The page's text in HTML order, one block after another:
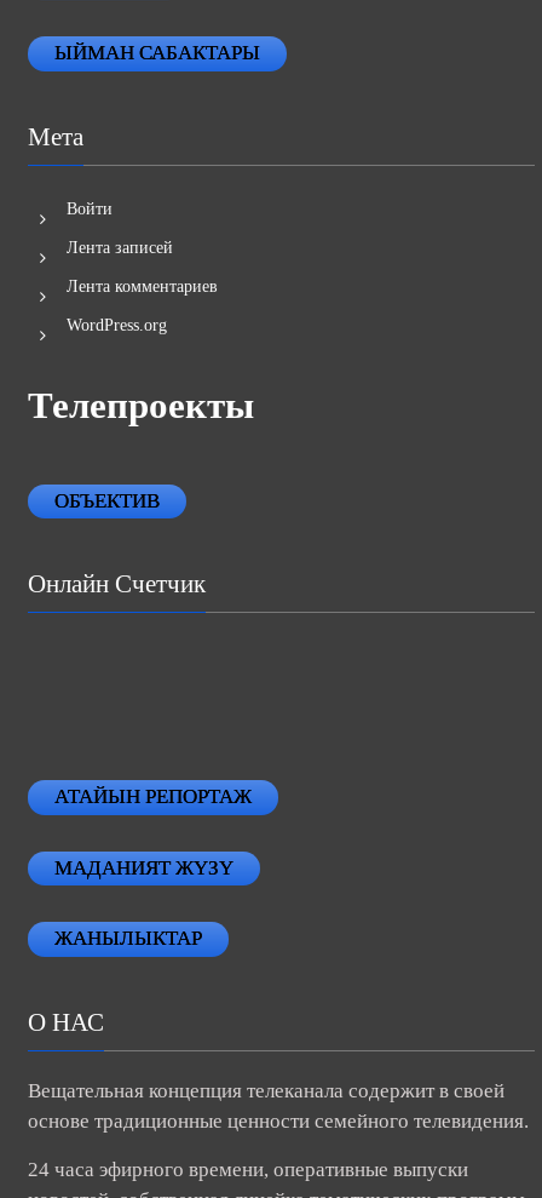
ЫЙМАН САБАКТАРЫ
Мета
Войти
Лента записей
Лента комментариев
WordPress.org
Телепроекты
ОБЪЕКТИВ
Онлайн Счетчик
АТАЙЫН РЕПОРТАЖ
МАДАНИЯТ ЖҮЗҮ
ЖАНЫЛЫКТАР
О НАС
Вещательная концепция телеканала содержит в своей
основе традиционные ценности семейного телевидения.
24 часа эфирного времени, оперативные выпуски